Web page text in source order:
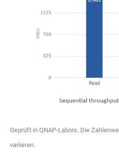
Geprüft in QNAP-Labors. Die
variieren.